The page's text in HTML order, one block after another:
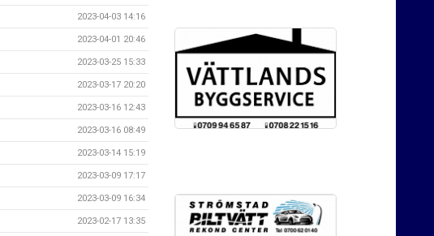
2023-04-03 14:16
2023-04-01 20:46
2023-03-25 15:33
2023-03-17 20:20
2023-03-16 12:43
2023-03-16 08:49
2023-03-14 15:19
2023-03-09 17:17
2023-03-09 16:34
2023-02-17 13:35